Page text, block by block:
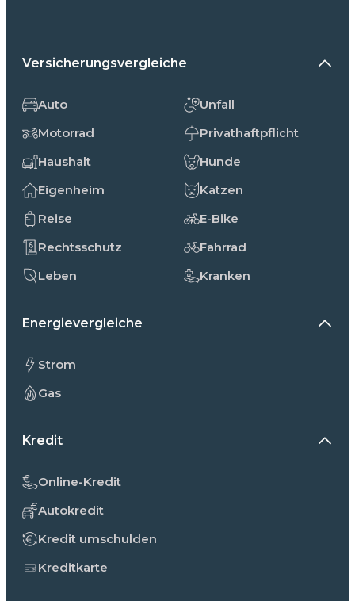
Versicherungsvergleiche
Auto
Motorrad
Haushalt
Eigenheim
Reise
Rechtsschutz
Leben
Unfall
Privathaftpflicht
Hunde
Katzen
E-Bike
Fahrrad
Kranken
Energievergleiche
Strom
Gas
Kredit
Online-Kredit
Autokredit
Kredit umschulden
Kreditkarte